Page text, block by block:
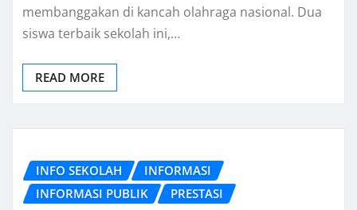
membanggakan di kancah olahraga nasional. Dua
siswa terbaik sekolah ini,…
READ MORE
INFO SEKOLAH
INFORMASI
INFORMASI PUBLIK
PRESTASI